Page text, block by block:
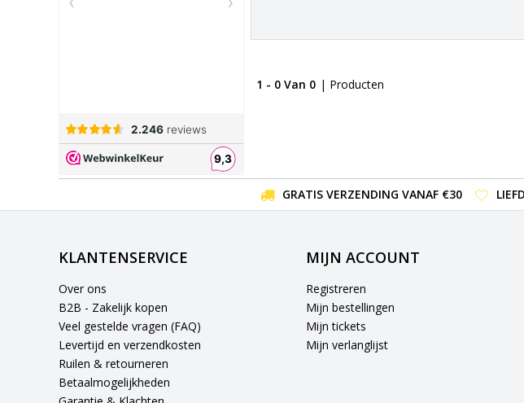
1 - 0 Van 0 | Producten
GRATIS VERZENDING VANAF €30
KLANTENSERVICE
Over ons
B2B - Zakelijk kopen
Veel gestelde vragen (FAQ)
Levertijd en verzendkosten
Ruilen & retourneren
Betaalmogelijkheden
MIJN ACCOUNT
Registreren
Mijn bestellingen
Mijn tickets
Mijn verlanglijst